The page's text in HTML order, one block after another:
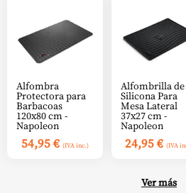
Alfombra
Protectora para
Barbacoas
120x80 cm -
Napoleon
54,95€ (IVA inc.)
Alfombrilla de
Silicona Para
Mesa Lateral
37x27 cm -
Napoleon
24,95€ (IVA
Ver más